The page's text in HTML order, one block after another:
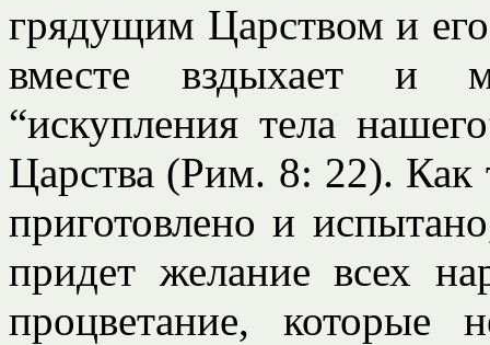
грядущим Царством и
вместе вздыхает и
“искупления тела
Царства (Рим. 8: 22). Как
приготовлено и
придет желание всех
процветание, которые